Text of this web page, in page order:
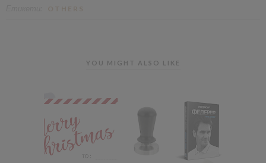
YOU MIGHT ALSO LIKE